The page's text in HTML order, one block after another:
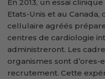
En 2013, un essai
Etats-Unis et au
cellulaire agréés
centres de cardiologie
administreront. Les
organismes sont d’ores-
recrutement. Cette